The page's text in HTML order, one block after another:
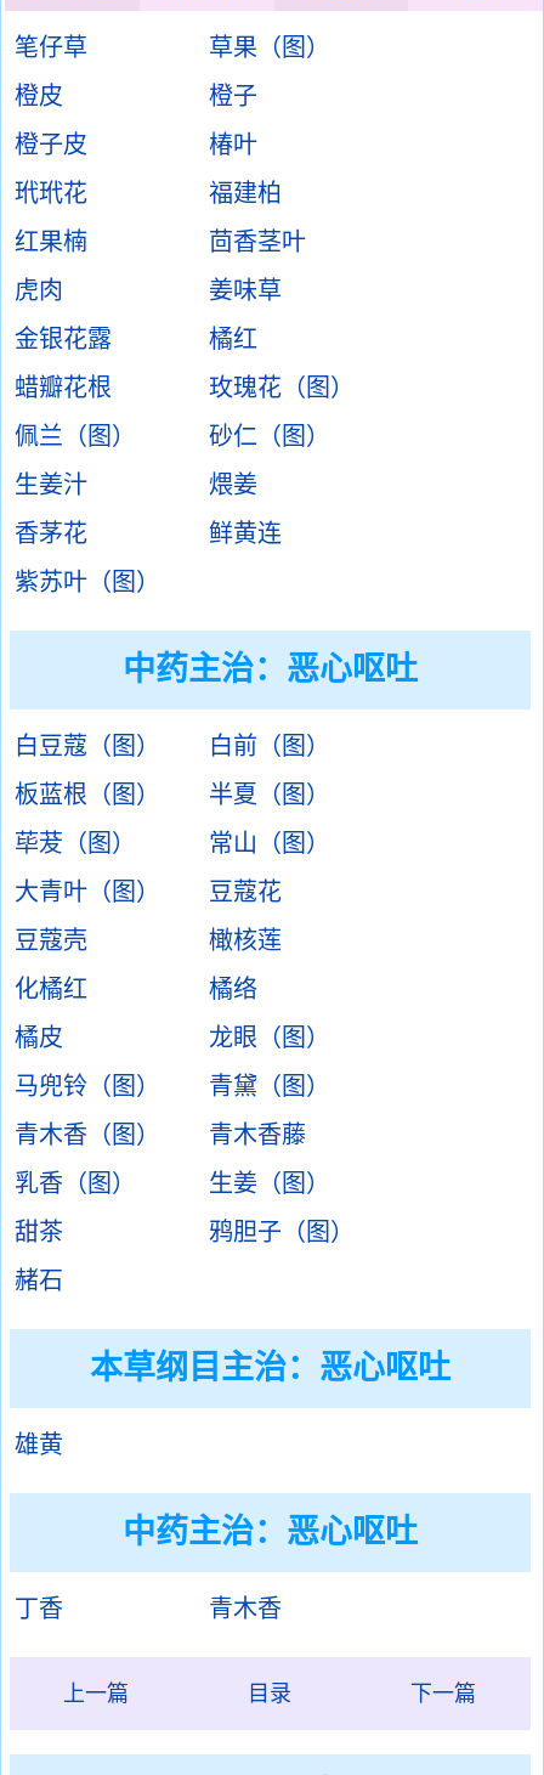
笔仔草
草果（图）
橙皮
橙子
橙子皮
椿叶
玳玳花
福建柏
红果楠
茴香茎叶
虎肉
姜味草
金银花露
橘红
蜡瓣花根
玫瑰花（图）
佩兰（图）
砂仁（图）
生姜汁
煨姜
香茅花
鲜黄连
紫苏叶（图）
中药主治： 恶心呕吐
白豆蔻（图）
白前（图）
板蓝根（图）
半夏（图）
荜茇（图）
常山（图）
大青叶（图）
豆蔻花
豆蔻壳
橄核莲
化橘红
橘络
橘皮
龙眼（图）
马兜铃（图）
青黛（图）
青木香（图）
青木香藤
乳香（图）
生姜（图）
甜茶
鸦胆子（图）
赭石
本草纲目主治：恶心呕吐
雄黄
中药主治：恶心呕吐
丁香 青木香
上一篇 目录 下一篇